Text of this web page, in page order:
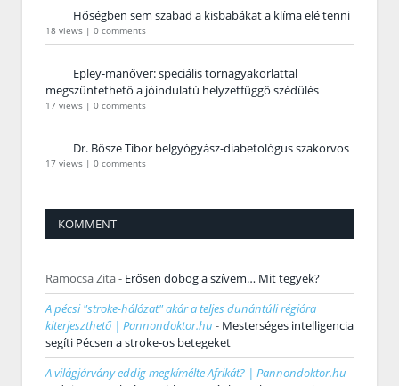
Hőségben sem szabad a kisbabákat a klíma elé tenni
18 views | 0 comments
Epley-manőver: speciális tornagyakorlattal
megszüntethető a jóindulatú helyzetfüggő szédülés
17 views | 0 comments
Dr. Bősze Tibor belgyógyász-diabetológus szakorvos
17 views | 0 comments
KOMMENT
Ramocsa Zita- Erősen dobog a szívem… Mit tegyek?
A pécsi "stroke-hálózat" akár a teljes dunántúli régióra
kiterjeszthető | Pannondoktor.hu - Mesterséges intelligencia
segíti Pécsen a stroke-os betegeket
A világjárvány eddig megkímélte Afrikát? | Pannondoktor.hu -